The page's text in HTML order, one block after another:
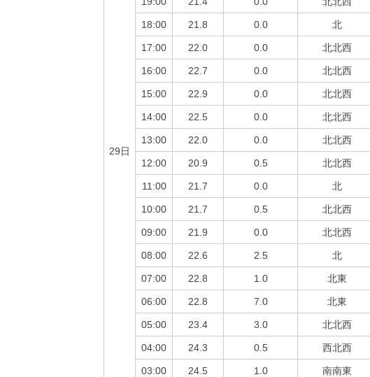
29日
18:00 21.8 0.0 北
17:00 22.0 0.0 北北西
16:00 22.7 0.0 北北西
15:00 22.9 0.0 北北西
14:00 22.5 0.0 北北西
13:00 22.0 0.0 北北西
12:00 20.9 0.5 北北西
11:00 21.7 0.0 北
10:00 21.7 0.5 北北西
09:00 21.9 0.0 北北西
08:00 22.6 2.5 北
07:00 22.8 1.0 北東
06:00 22.8 7.0 北東
05:00 23.4 3.0 北北西
04:00 24.3 0.5 西北西
03:00 24.5 1.0 南南東